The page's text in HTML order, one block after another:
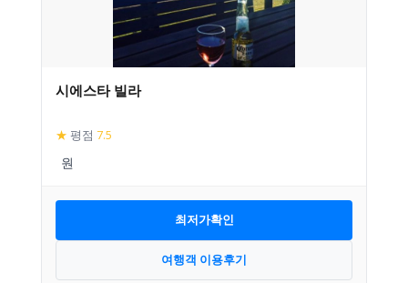
시에스타 빌라
★ 평점 7.5
최저가확인
여행객 이용후기